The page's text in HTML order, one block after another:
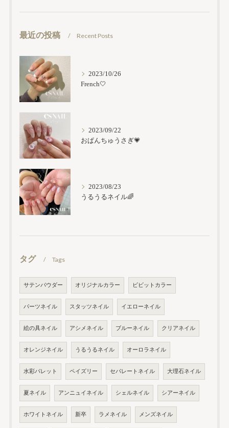
最近の投稿 Recent Posts
2023/10/26
French🤍
2023/09/22
おぱんちゅうさぎ💗
2023/08/23
うるうるネイル🌈
タグ Tags
サテンパウダー オリジナルカラー ビビットカラー
パーツネイル スタッツネイル イエローネイル
絵の具ネイル アシメネイル ブルーネイル クリアネイル
オレンジネイル うるうるネイル オーロラネイル
水彩パレット ペイズリー セパレートネイル 大理石ネイル
夏ネイル アンニュイネイル シェルネイル シアーネイル
ホワイトネイル 新卒 ラメネイル メンズネイル